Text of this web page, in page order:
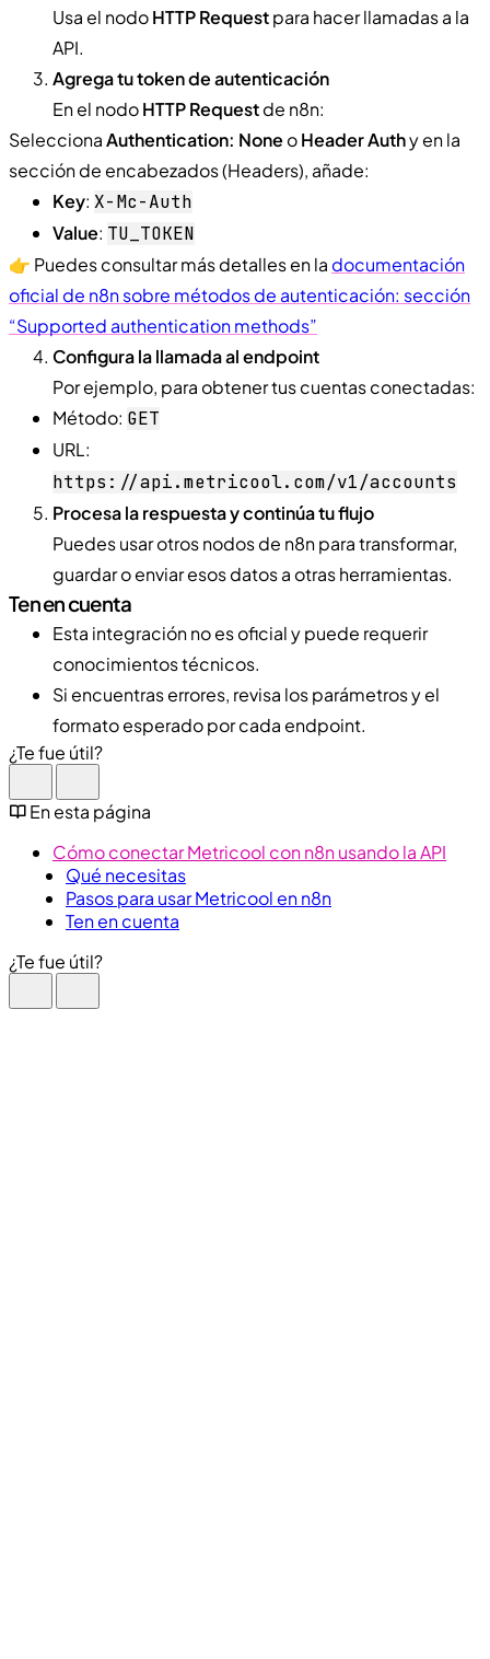
Usa el nodoHTTP Requestpara hacer llamadas a la
API.
Agrega tu token de autenticación
En el nodoHTTP Requestde n8n:
SeleccionaAuthentication: None oHeader Authy en la
sección de encabezados (Headers), añade:
Key: X-Mc-Auth
Value: TU_TOKEN
👉 Puedes consultar más detalles en la documentación
oficial de n8n sobre métodos de autenticación: sección
“Supported authentication methods”
Configura la llamada al endpoint
Por ejemplo, para obtener tus cuentas conectadas:
Método: GET
URL:
https://api.metricool.com/v1/accounts
Procesa la respuesta y continúa tu flujo
Puedes usar otros nodos de n8n para transformar,
guardar o enviar esos datos a otras herramientas.
Ten en cuenta
Esta integración no es oficial y puede requerir
conocimientos técnicos.
Si encuentras errores, revisa los parámetros y el
formato esperado por cada endpoint.
¿Te fue útil?
En esta página
Cómo conectar Metricool con n8n usando la API
Qué necesitas
Pasos para usar Metricool en n8n
Ten en cuenta
¿Te fue útil?